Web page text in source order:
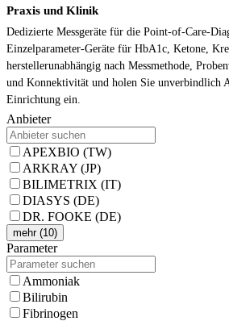
Praxis und Klinik
Dedizierte Messgeräte für die Point-of-Care-
Einzelparameter-Geräte für HbA1c, Ketone,
herstellerunabhängig nach Messmethode,
und Konnektivität und holen Sie unverbindlich
Einrichtung ein.
Anbieter
APEXBIO (TW)
ARKRAY (JP)
BILIMETRIX (IT)
DIASYS (DE)
DR. FOOKE (DE)
mehr (10)
Parameter
Ammoniak
Bilirubin
Fibrinogen